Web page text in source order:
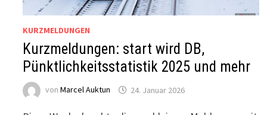
KURZMELDUNGEN
Kurzmeldungen: start wird DB,
Pünktlichkeitsstatistik 2025 und mehr
vonMarcel Auktun 24. Januar 2026